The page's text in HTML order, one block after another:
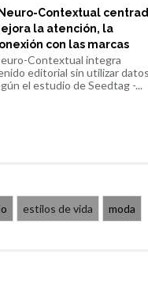
Contextual
la atención, la
con las marcas
Contextual integra
editorial sin utilizar
el estudio de Seedtag -...
estilos de vida moda